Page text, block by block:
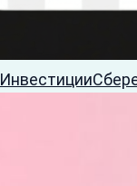
Инвестиции